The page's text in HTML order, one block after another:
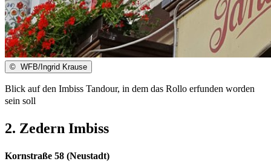
© WFB/Ingrid Krause
Blick auf den Imbiss Tandour, in dem das Rollo erfunden worden
sein soll
2. Zedern Imbiss
Kornstraße 58 (Neustadt)